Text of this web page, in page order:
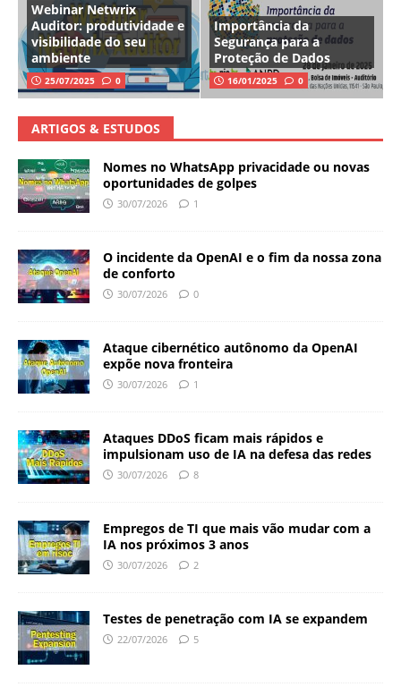
Webinar Netwrix
Auditor: produtividade e
visibilidade do seu
ambiente
25/07/2025 0
Importância da
Segurança para a
Proteção de Dados
16/01/2025 0
ARTIGOS & ESTUDOS
Nomes no WhatsApp privacidade ou novas
oportunidades de golpes
30/07/2026 1
O incidente da OpenAI e o fim da nossa zona
de conforto
30/07/2026 0
Ataque cibernético autônomo da OpenAI
expõe nova fronteira
30/07/2026 1
Ataques DDoS ficam mais rápidos e
impulsionam uso de IA na defesa das redes
30/07/2026 8
Empregos de TI que mais vão mudar com a
IA nos próximos 3 anos
30/07/2026 2
Testes de penetração com IA se expandem
22/07/2026 5